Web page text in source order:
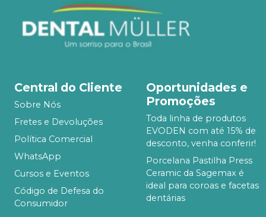
Central do Cliente
Sobre Nós
Fretes e Devoluções
Política Comercial
WhatsApp
Cursos e Eventos
Código de Defesa do
Consumidor
Oportunidades e
Promoções
Toda linha de produtos
EVODEN com até 15% de
desconto, venha conferir!
Porcelana Pastilha Press
Ceramic da Sagemax é
ideal para coroas e facetas
dentárias